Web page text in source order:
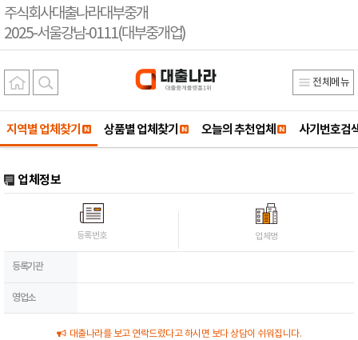
주식회사대출나라대부중개
2025-서울강남-0111(대부중개업)
전체메뉴
지역별 업체찾기 상품별 업체찾기 오늘의 추천업체 사기번호검
업체정보
등록번호 업체명
등록기관
영업소
대출나라를 보고 연락드렸다고 하시면 보다 상담이 쉬워집니다.